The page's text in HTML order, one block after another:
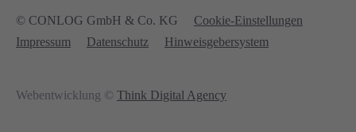
© CONLOG GmbH & Co. KG
Cookie-Einstellungen
Impressum
Datenschutz Hinweisgebersystem
Webentwicklung © Think Digital Agency